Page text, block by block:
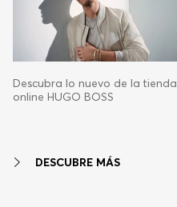
Descubra lo nuevo de la tienda
online HUGO BOSS
DESCUBRE MÁS